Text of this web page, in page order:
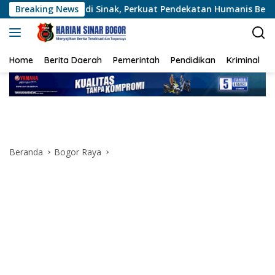
Langsung
ke
konten
Breaking News
di Sinak, Perkuat Pendekatan Humanis Bersama Masyarakat
Home Berita Daerah Pemerintah Pendidikan Kriminal
Beranda Bogor Raya